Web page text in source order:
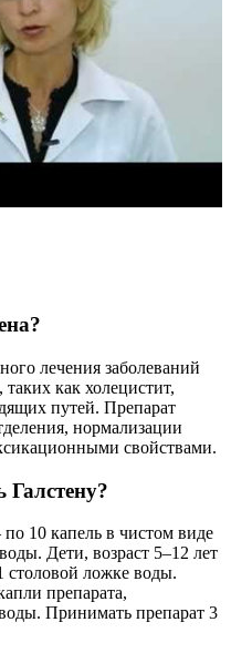
лечения заболеваний
как холецистит,
путей. Препарат
нормализации
свойствами.
10 капель в чистом виде
Дети, возраст 5–12 лет
столовой ложке воды.
препарата,
Принимать препарат 3